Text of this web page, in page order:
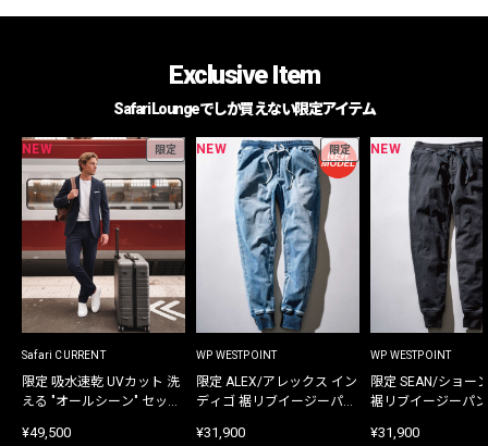
Exclusive Item
Safari Loungeでしか買えない限定アイテム
NEW 限定
Safari CURRENT
限定 吸水速乾 UVカット 洗
える "オールシーン" セット
¥49,500
NEW 限定
WP WESTPOINT
限定 ALEX/アレックス イン
ディゴ 裾リブイージーパン
¥31,900
NEW
WP WESTPOINT
限定 SEAN/ショー
裾リブイージーパ
¥31,900